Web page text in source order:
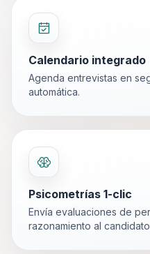
Calendario integrado
Agenda entrevistas en
automática.
Psicometrías 1-clic
Envía evaluaciones de
razonamiento al